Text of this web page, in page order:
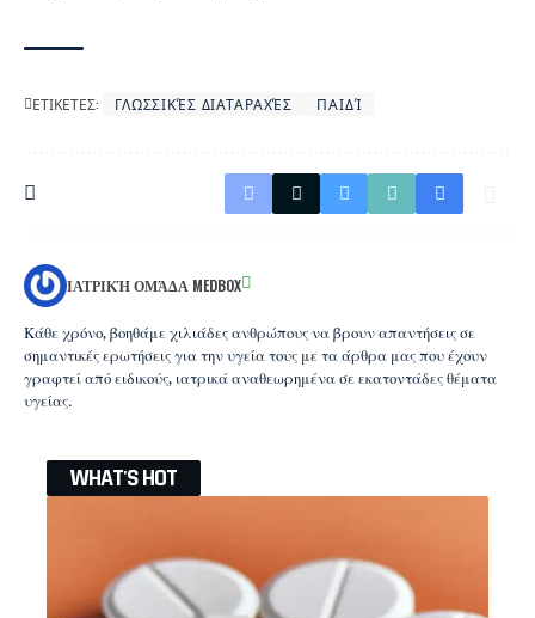
ΕΤΙΚΕΤΕΣ: ΓΛΩΣΣΙΚΈΣ ΔΙΑΤΑΡΑΧΈΣ ΠΑΙΔΊ
ΙΑΤΡΙΚΉ ΟΜΆΔΑ MEDBOX
Κάθε χρόνο, βοηθάμε χιλιάδες ανθρώπους να βρουν απαντήσεις σε
σημαντικές ερωτήσεις για την υγεία τους με τα άρθρα μας που έχουν
γραφτεί από ειδικούς, ιατρικά αναθεωρημένα σε εκατοντάδες θέματα
υγείας.
WHAT'S HOT